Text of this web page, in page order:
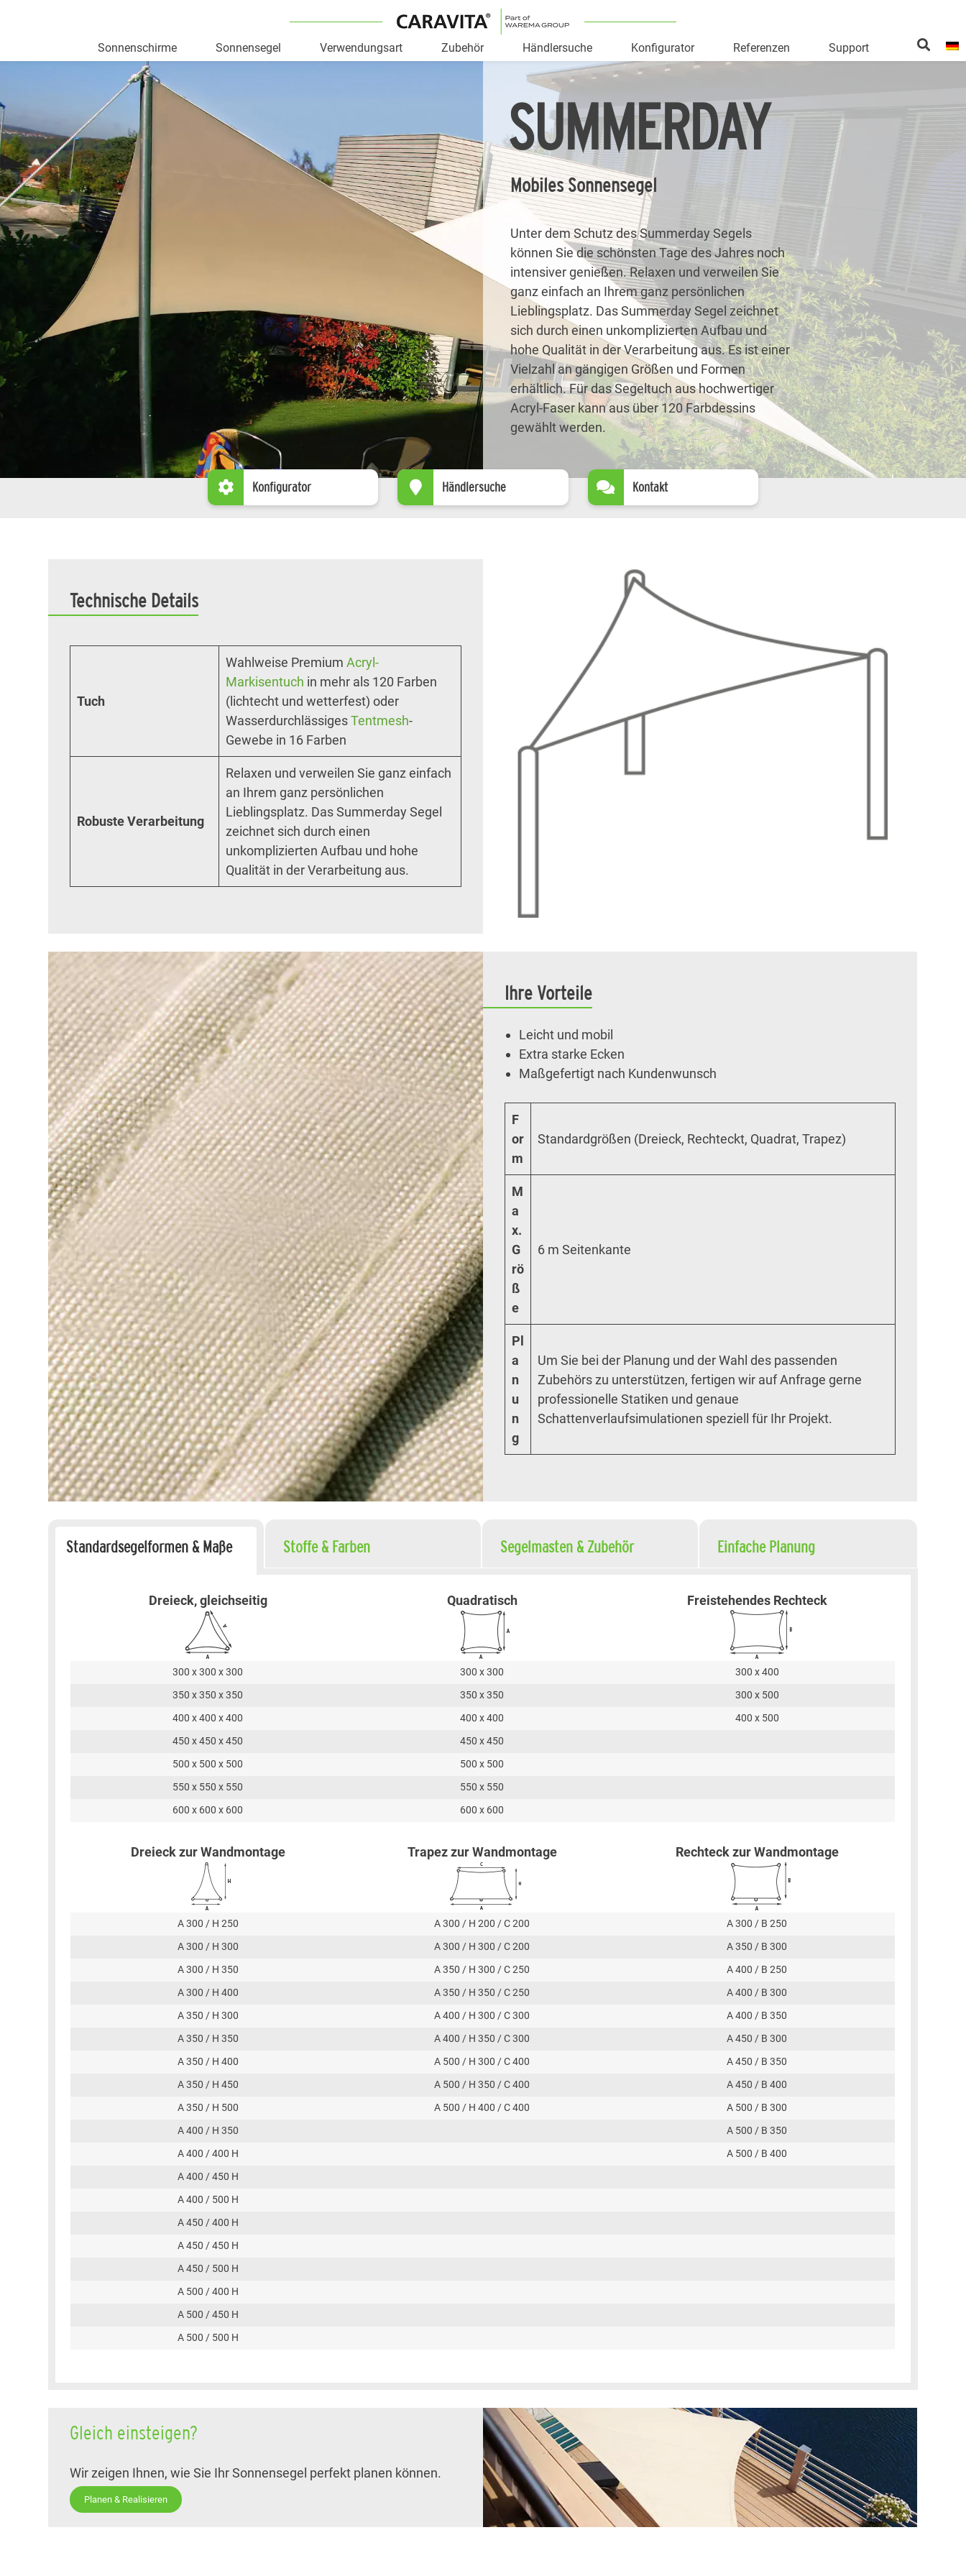
content
Sonnenschirme Sonnensegel Verwendungsart Zubehör Händlersuche Konfigurator Referenzen Support
SUMMERDAY
Mobiles Sonnensegel
Unter dem Schutz des Summerday Segels
können Sie die schönsten Tage des Jahres noch
intensiver genießen. Relaxen und verweilen Sie
ganz einfach an Ihrem ganz persönlichen
Lieblingsplatz. Das Summerday Segel zeichnet
sich durch einen unkomplizierten Aufbau und
hohe Qualität in der Verarbeitung aus. Es ist einer
Vielzahl an gängigen Größen und Formen
erhältlich. Für das Segeltuch aus hochwertiger
Acryl-Faser kann aus über 120 Farbdessins
gewählt werden.
Konfigurator Händlersuche Kontakt
Technische Details
Tuch
Wahlweise PremiumAcryl-
Markisentuch in mehr als 120 Farben
(lichtecht und wetterfest) oder
WasserdurchlässigesTentmesh-
Gewebe in 16 Farben
Robuste Verarbeitung
Relaxen und verweilen Sie ganz einfach
an Ihrem ganz persönlichen
Lieblingsplatz. Das Summerday Segel
zeichnet sich durch einen
unkomplizierten Aufbau und hohe
Qualität in der Verarbeitung aus.
Ihre Vorteile
Leicht und mobil
Extra starke Ecken
Maßgefertigt nach Kundenwunsch
F
or
m
Standardgrößen (Dreieck, Rechteckt, Quadrat, Trapez)
M
a
x.
G
rö
ß
e
6 m Seitenkante
Pl
a
n
u
n
g
Um Sie bei der Planung und der Wahl des passenden
Zubehörs zu unterstützen, fertigen wir auf Anfrage gerne
professionelle Statiken und genaue
Schattenverlaufsimulationen speziell für Ihr Projekt.
Standardsegelformen & Maße Stoffe & Farben Segelmasten & Zubehör Einfache Planung
Dreieck, gleichseitig Quadratisch Freistehendes Rechteck
300 x 300 x 300 300 x 300
300 x 400
350 x 350 x 350
350 x 350
300 x 500
400 x 400 x 400
400 x 400
400 x 500
450 x 450 x 450
450 x 450
500 x 500 x 500
500 x 500
550 x 550 x 550
550 x 550
600 x 600 x 600
600 x 600
Dreieck zur Wandmontage Trapez zur Wandmontage Rechteck zur Wandmontage
A 300 / H 250 A 300 / H 200 / C 200
A 300 / B 250
A 300 / H 300
A 300 / H 300 / C 200
A 350 / B 300
A 300 / H 350
A 350 / H 300 / C 250
A 400 / B 250
A 300 / H 400
A 350 / H 350 / C 250
A 400 / B 300
A 350 / H 300
A 400 / H 300 / C 300
A 400 / B 350
A 350 / H 350
A 400 / H 350 / C 300
A 450 / B 300
A 350 / H 400
A 500 / H 300 / C 400
A 450 / B 350
A 350 / H 450
A 500 / H 350 / C 400
A 450 / B 400
A 350 / H 500
A 500 / H 400 / C 400
A 500 / B 300
A 400 / H 350
A 500 / B 350
A 400 / 400 H
A 500 / B 400
A 400 / 450 H
A 400 / 500 H
A 450 / 400 H
A 450 / 450 H
A 450 / 500 H
A 500 / 400 H
A 500 / 450 H
A 500 / 500 H
Gleich einsteigen?
Wir zeigen Ihnen, wie Sie Ihr Sonnensegel perfekt planen können.
Planen & Realisieren